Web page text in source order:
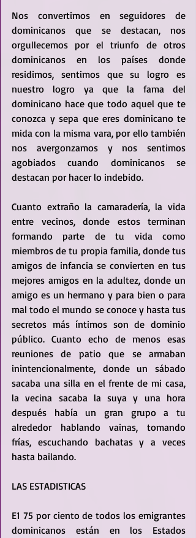
Nos convertimos en seguidores de
dominicanos que se destacan, nos
orgullecemos por el triunfo de otros
dominicanos en los países donde
residimos, sentimos que su logro es
nuestro logro ya que la fama del
dominicano hace que todo aquel que te
conozca y sepa que eres dominicano te
mida con la misma vara, por ello también
nos avergonzamos y nos sentimos
agobiados cuando dominicanos se
destacan por hacer lo indebido.
Cuanto extraño la camaradería, la vida
entre vecinos, donde estos terminan
formando parte de tu vida como
miembros de tu propia familia, donde tus
amigos de infancia se convierten en tus
mejores amigos en la adultez, donde un
amigo es un hermano y para bien o para
mal todo el mundo se conoce y hasta tus
secretos más íntimos son de dominio
público. Cuanto echo de menos esas
reuniones de patio que se armaban
inintencionalmente, donde un sábado
sacaba una silla en el frente de mi casa,
la vecina sacaba la suya y una hora
después había un gran grupo a tu
alrededor hablando vainas, tomando
frías, escuchando bachatas y a veces
hasta bailando.
LAS ESTADISTICAS
E1 75 por ciento de todos los emigrantes
dominicanos están en los Estados